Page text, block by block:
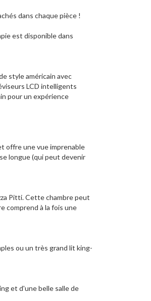
dans chaque pièce !
est disponible dans
style américain avec
LCD intelligents
pour un expérience
offre une vue imprenable
longue (qui peut devenir
Pitti. Cette chambre peut
comprend à la fois une
ou un très grand lit king-
et d'une belle salle de